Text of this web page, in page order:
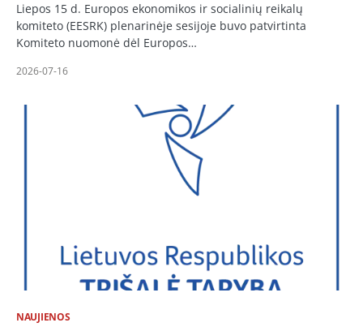
Liepos 15 d. Europos ekonomikos ir socialinių reikalų
komiteto (EESRK) plenarinėje sesijoje buvo patvirtinta
Komiteto nuomonė dėl Europos…
2026-07-16
NAUJIENOS